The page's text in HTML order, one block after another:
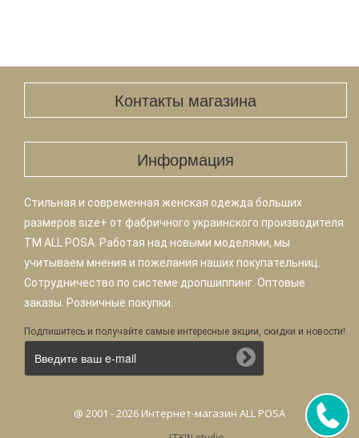
Контакты магазина
Информация
Стильная и современная женская одежда больших
размеров size+ от фабричного украинского производителя
TM ALL POSA. Работая над новыми моделями, мы
учитываем мнения и пожелания наших покупательниц.
Сотрудничество по системе дропшиппинг. Оптовые
заказы. Розничные покупки.
Подпишитесь и получайте самые интересные акции, скидки и новости!
@ 2001 - 2026 Интернет-магазин ALL POSA